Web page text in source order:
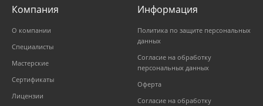
Компания
О компании
Специалисты
Мастерские
Сертификаты
Лицензии
Информация
Политика по защите персональных
данных
Согласие на обработку
персональных данных
Оферта
Согласие на обработку